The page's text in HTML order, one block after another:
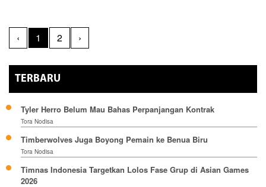
‹ 1 2 ›
TERBARU
Tyler Herro Belum Mau Bahas Perpanjangan Kontrak
Tora Nodisa
Timberwolves Juga Boyong Pemain ke Benua Biru
Tora Nodisa
Timnas Indonesia Targetkan Lolos Fase Grup di Asian Games
2026